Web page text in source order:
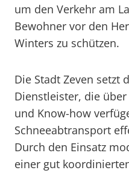
um den Verkehr am
Bewohner vor den
Winters zu schützen.
Die Stadt Zeven setzt
Dienstleister, die
und Know-how
Schneeabtransport
Durch den Einsatz
einer gut